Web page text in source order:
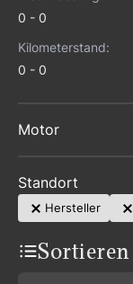
0
0
Kilometerstand:
0
0
Motor
Standort
Hersteller
Sortieren